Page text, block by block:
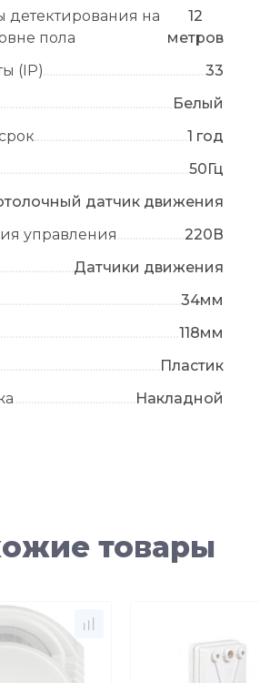
детектирования на
пола
12
метров
(IP)
33
Белый
1 год
50Гц
датчик движения
управления
220В
Датчики движения
34мм
118мм
Пластик
Накладной
товары